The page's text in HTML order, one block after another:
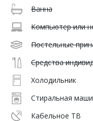
Ванна
Компьютер или
Постельные
Средства
Холодильник
Стиральная
Кабельное ТВ